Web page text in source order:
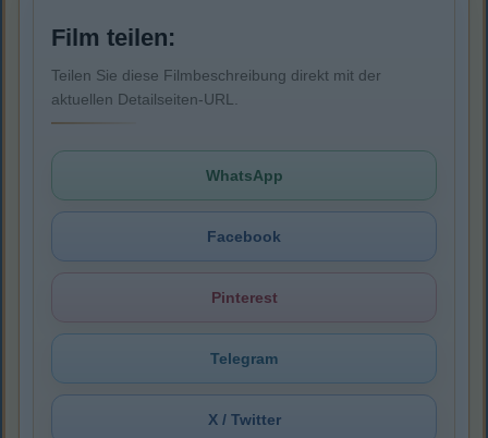
Film teilen:
Teilen Sie diese Filmbeschreibung direkt mit der
aktuellen Detailseiten-URL.
WhatsApp
Facebook
Pinterest
Telegram
X / Twitter